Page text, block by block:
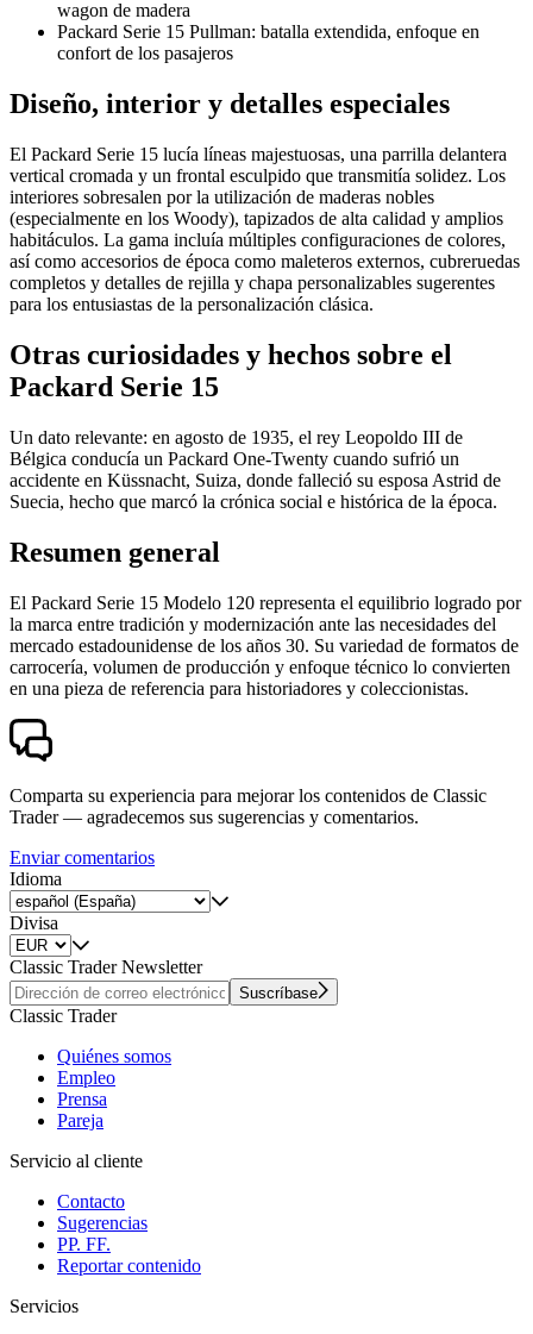
wagon de madera
Packard Serie 15 Pullman: batalla extendida, enfoque en
confort de los pasajeros
Diseño, interior y detalles especiales
El Packard Serie 15 lucía líneas majestuosas, una parrilla delantera
vertical cromada y un frontal esculpido que transmitía solidez. Los
interiores sobresalen por la utilización de maderas nobles
(especialmente en los Woody), tapizados de alta calidad y amplios
habitáculos. La gama incluía múltiples configuraciones de colores,
así como accesorios de época como maleteros externos, cubreruedas
completos y detalles de rejilla y chapa personalizables sugerentes
para los entusiastas de la personalización clásica.
Otras curiosidades y hechos sobre el
Packard Serie 15
Un dato relevante: en agosto de 1935, el rey Leopoldo III de
Bélgica conducía un Packard One-Twenty cuando sufrió un
accidente en Küssnacht, Suiza, donde falleció su esposa Astrid de
Suecia, hecho que marcó la crónica social e histórica de la época.
Resumen general
El Packard Serie 15 Modelo 120 representa el equilibrio logrado por
la marca entre tradición y modernización ante las necesidades del
mercado estadounidense de los años 30. Su variedad de formatos de
carrocería, volumen de producción y enfoque técnico lo convierten
en una pieza de referencia para historiadores y coleccionistas.
Comparta su experiencia para mejorar los contenidos de Classic
Trader — agradecemos sus sugerencias y comentarios.
Enviar comentarios
Idioma
Divisa
Classic Trader Newsletter
Suscríbase
Classic Trader
Quiénes somos
Empleo
Prensa
Pareja
Servicio al cliente
Contacto
Sugerencias
PP. FF.
Reportar contenido
Servicios